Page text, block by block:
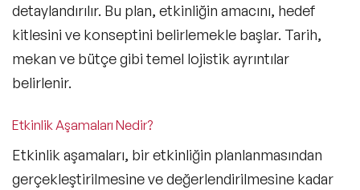
detaylandırılır. Bu plan, etkinliğin amacını, hedef
kitlesini ve konseptini belirlemekle başlar. Tarih,
mekan ve bütçegibi temel lojistik ayrıntılar
belirlenir.
Etkinlik Aşamaları Nedir?
Etkinlik aşamaları, bir etkinliğin planlanmasından
gerçekleştirilmesine ve değerlendirilmesine kadar